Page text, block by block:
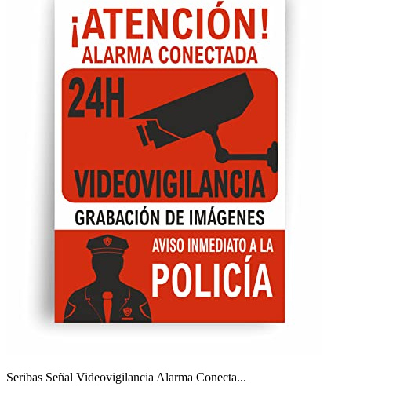
Seribas Señal Videovigilancia Alarma Conecta...